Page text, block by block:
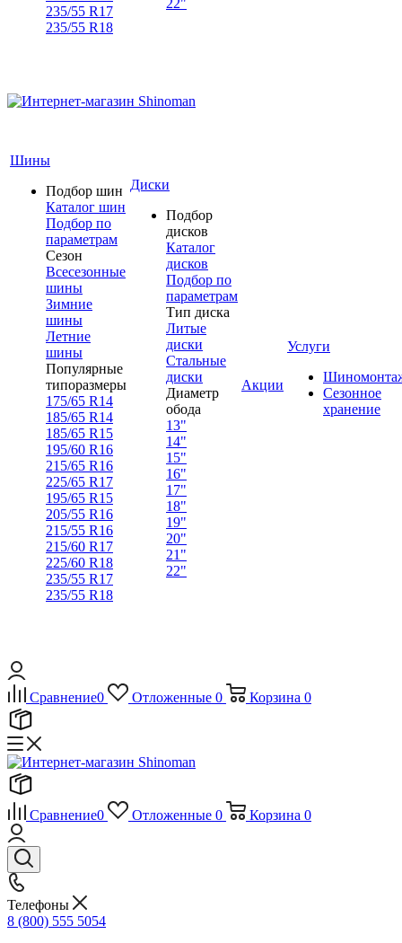
235/55 R17
235/55 R18
22"
Шины
Подбор шин
Каталог шин
Подбор по
параметрам
Сезон
Всесезонные
шины
Зимние
шины
Летние
шины
Популярные
типоразмеры
175/65 R14
185/65 R14
185/65 R15
195/60 R16
215/65 R16
225/65 R17
195/65 R15
205/55 R16
215/55 R16
215/60 R17
225/60 R18
235/55 R17
235/55 R18
Диски
Подбор
дисков
Каталог
дисков
Подбор по
параметрам
Тип диска
Литые
диски
Стальные
диски
Диаметр
обода
13"
14"
15"
16"
17"
18"
19"
20"
21"
22"
Акции
Услуги
Сезонное
хранение
Сравнение0 Отложенные 0 Корзина 0
Сравнение0 Отложенные 0 Корзина 0
Телефоны
8 (800) 555 5054